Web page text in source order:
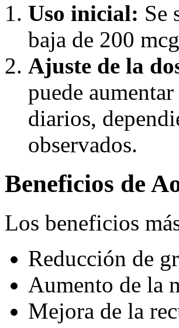
Uso inicial: Se
baja de 200
Ajuste de la
puede
diarios,
observados.
Beneficios de
Los beneficios
Reducción de
Aumento de la
Mejora de la